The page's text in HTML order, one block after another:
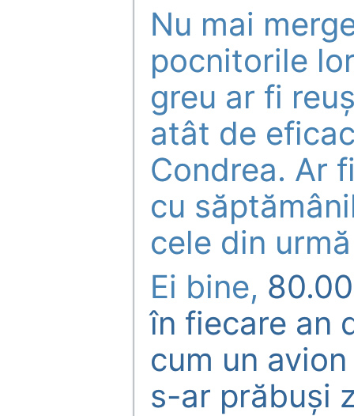
Nu mai
pocnitorile
greu ar fi
atât de
Condrea. Ar
cu
cele din
Ei bine,
în fiecare an
cum un
s-ar prăbuși